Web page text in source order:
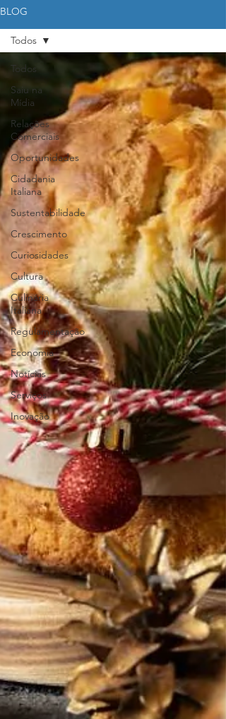
BLOG
Todos
Saiu na
Mídia
Relações
Comerciais
Oportunidades
Cidadania
Italiana
Sustentabilidade
Crescimento
Curiosidades
Cultura
Culinária
Italiana
Regulamentação
Economia
Notícias
Serviços
Inovação
Todos